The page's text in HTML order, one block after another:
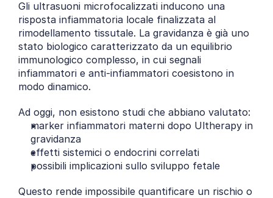
Gli ultrasuoni microfocalizzati inducono una
risposta infiammatoria locale finalizzata al
rimodellamento tissutale. La gravidanza è già uno
stato biologico caratterizzato da un equilibrio
immunologico complesso, in cui segnali
infiammatori e anti-infiammatori coesistono in
modo dinamico.
Ad oggi, non esistono studi che abbiano valutato:
marker infiammatori materni dopo Ultherapy in
gravidanza
effetti sistemici o endocrini correlati
possibili implicazioni sullo sviluppo fetale
Questo rende impossibile quantificare un rischio o